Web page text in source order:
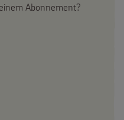
einsetzen
Abonnement?